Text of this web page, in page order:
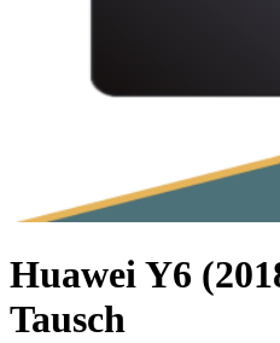
Huawei Y6
Tausch